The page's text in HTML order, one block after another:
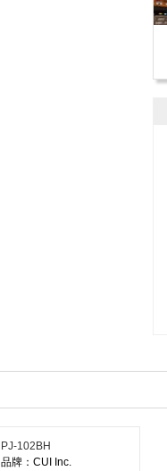
PJ-102BH
品牌：CUI Inc.